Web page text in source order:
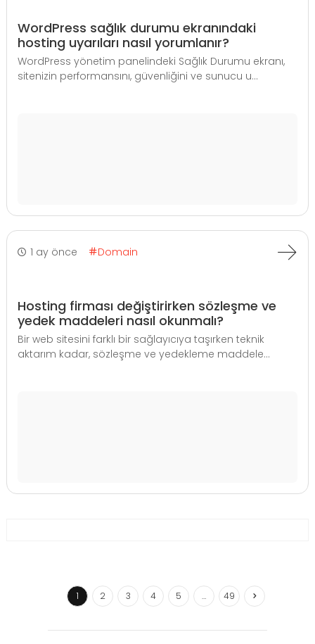
WordPress sağlık durumu ekranındaki
hosting uyarıları nasıl yorumlanır?
WordPress yönetim panelindeki Sağlık Durumu ekranı,
sitenizin performansını, güvenliğini ve sunucu u...
1 ay önce Domain
Hosting firması değiştirirken sözleşme ve
yedek maddeleri nasıl okunmalı?
Bir web sitesini farklı bir sağlayıcıya taşırken teknik
aktarım kadar, sözleşme ve yedekleme maddele...
1 2 3 4 5 … 49